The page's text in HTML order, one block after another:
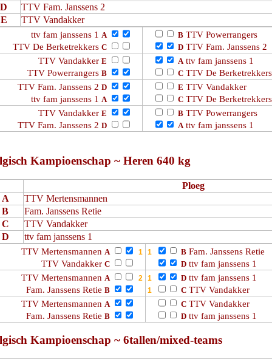
D
TTV Fam. Janssens 2
E
TTV Vandakker
ttv fam janssens 1 A
TTV De Berketrekkers C
B TTV Powerrangers
D TTV Fam. Janssens 2
TTV Vandakker E
TTV Powerrangers B
A ttv fam janssens 1
C TTV De Berketrekkers
TTV Fam. Janssens 2 D
ttv fam janssens 1 A
E TTV Vandakker
C TTV De Berketrekkers
TTV Vandakker E
TTV Fam. Janssens 2 D
B TTV Powerrangers
A ttv fam janssens 1
Kampioenschap ~ Heren 640 kg
Ploeg
A
TTV Mertensmannen
B
Fam. Janssens Retie
C
TTV Vandakker
D
ttv fam janssens 1
TTV Mertensmannen A
TTV Vandakker C
B Fam. Janssens Retie
D ttv fam janssens 1
TTV Mertensmannen A
Fam. Janssens Retie B
D ttv fam janssens 1
C TTV Vandakker
TTV Mertensmannen A
Fam. Janssens Retie B
C TTV Vandakker
D ttv fam janssens 1
Kampioenschap ~ 6tallen/mixed-teams